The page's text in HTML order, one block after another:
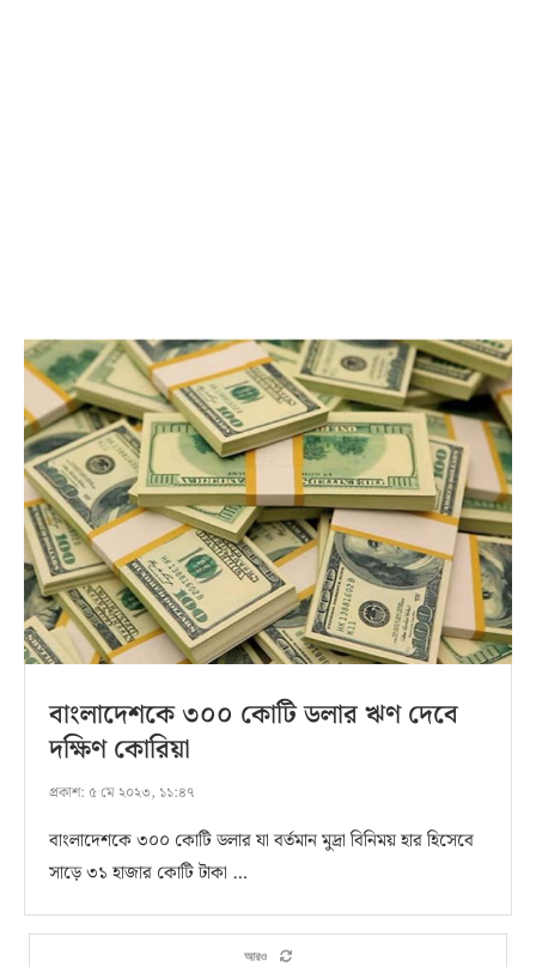
বাংলাদেশকে ৩০০ কোটি ডলার ঋণ দেবে
দক্ষিণ কোরিয়া
প্রকাশ: ৫ মে ২০২৩, ১১:৪৭
বাংলাদেশকে ৩০০ কোটি ডলার যা বর্তমান মুদ্রা বিনিময় হার হিসেবে
সাড়ে ৩১ হাজার কোটি টাকা …
আরও